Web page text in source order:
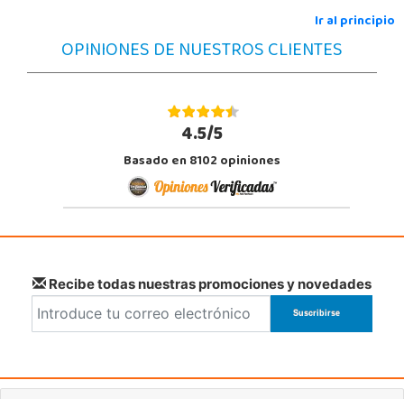
Ir al principio
OPINIONES DE NUESTROS CLIENTES
4.5/5
Basado en 8102 opiniones
Recibe todas nuestras promociones y novedades